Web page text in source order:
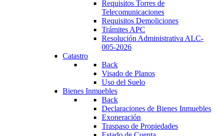
Requisitos Torres de
Telecomunicaciones
Requisitos Demoliciones
Trámites APC
Resolución Administrativa ALC-
005-2026
Catastro
Back
Visado de Planos
Uso del Suelo
Bienes Inmuebles
Back
Declaraciones de Bienes Inmuebles
Exoneración
Traspaso de Propiedades